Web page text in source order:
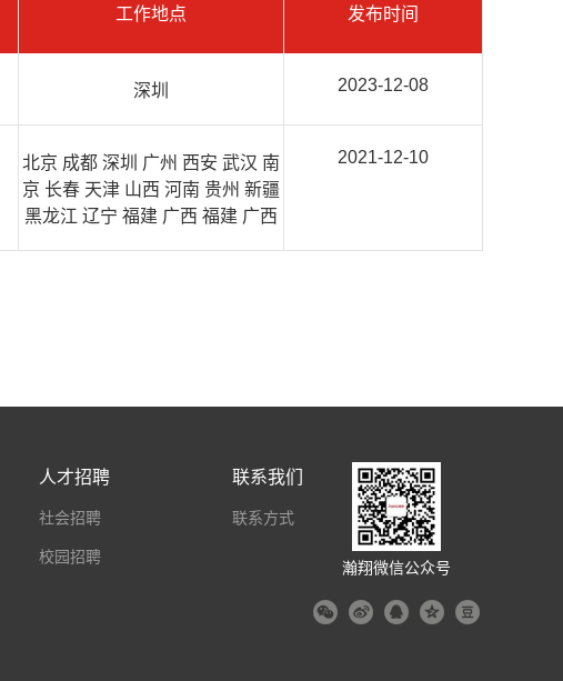
工作地点 发布时间
深圳 2023-12-08
北京 成都 深圳 广州 西安 武汉 南
京 长春 天津 山西 河南 贵州 新疆
黑龙江 辽宁 福建 广西 福建 广西
2021-12-10
瀚翔微信公众号
人才招聘
社会招聘
校园招聘
联系我们
联系方式